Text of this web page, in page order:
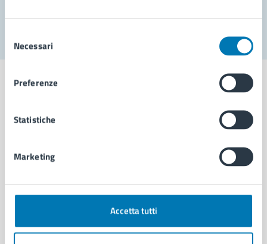
delNecessari
Preferenze
Statistiche
Marketing
Accetta tutti
Comune di Napoli
AMMINISTRAZIONE
Organi di governo
Enti e fondazioni